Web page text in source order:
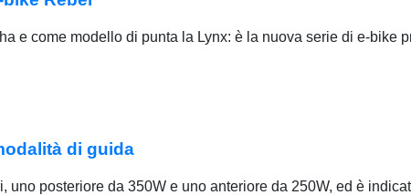
e come modello di punta la Lynx: è la nuova serie di e-bike
di guida
uno posteriore da 350W e uno anteriore da 250W, ed è